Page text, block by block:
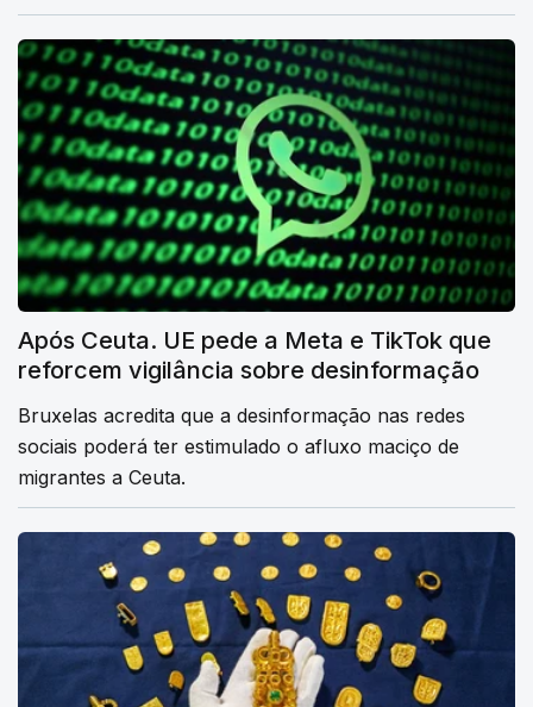
Após Ceuta. UE pede a Meta e TikTok que
reforcem vigilância sobre desinformação
Bruxelas acredita que a desinformação nas redes
sociais poderá ter estimulado o afluxo maciço de
migrantes a Ceuta.